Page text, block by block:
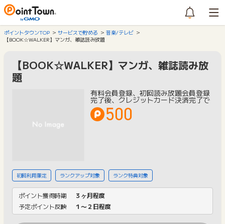
ポイントタウンTOP サービスで貯める
音楽/テレビ
【BOOK☆WALKER】マンガ、雑誌読み放題
【BOOK☆WALKER】マンガ、雑誌読み放
題
有料会員登録、初回読み放題会員登録
完了後、クレジットカード決済完了で
500
初回利用限定 ランクアップ対象 ランク特典対象
ポイント獲得時期
３ヶ月程度
予定ポイント反映
１〜２日程度